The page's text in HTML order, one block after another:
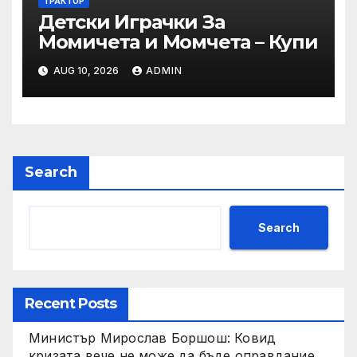
– пресечни точки и
решения“
Детски Играчки За
Момичета и Момчета – Купи
AUG 10, 2026 ADMIN
Search
Search
Recent Posts
Министър Мирослав Боршош: Ковид